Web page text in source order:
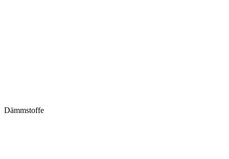
Dämmstoffe